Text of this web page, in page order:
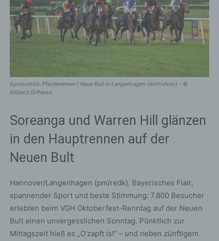
Symbolbild: Pferderennen / Neue Bult in Langenhagen (Archivfoto) - ©
Müller/LGHNews
Soreanga und Warren Hill glänzen
in den Hauptrennen auf der
Neuen Bult
Hannover/Langenhagen (pm/redk). Bayerisches Flair,
spannender Sport und beste Stimmung: 7.800 Besucher
erlebten beim VGH Oktoberfest-Renntag auf der Neuen
Bult einen unvergesslichen Sonntag. Pünktlich zur
Mittagszeit hieß es „O’zapft is!“ – und neben zünftigem